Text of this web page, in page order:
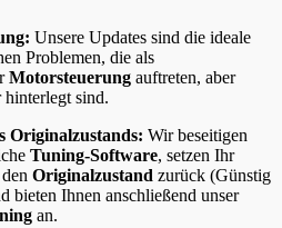
Unsere Updates sind die ideale
Problemen, die als
Motorsteuerung auftreten, aber
sind.
Originalzustands: Wir beseitigen
Tuning-Software, setzen Ihr
Originalzustand zurück (Günstig
bieten Ihnen anschließend unser
an.